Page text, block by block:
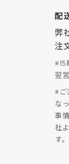
配
弊
注
※15
翌
※ご
な
事
社
す。